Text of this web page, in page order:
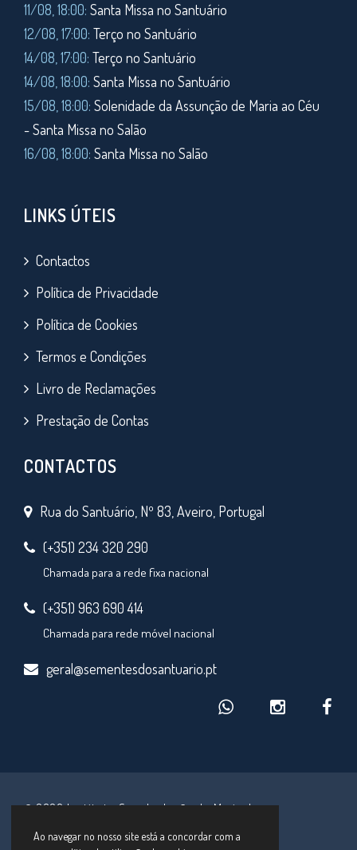
Ao navegar no nosso site está a concordar com a
11/08,18:00: Santa Missa no Santuário
12/08, 17:00: Terço no Santuário
14/08, 17:00: Terço no Santuário
14/08, 18:00: Santa Missa no Santuário
15/08, 18:00: Solenidade da Assunção de Maria ao Céu
- Santa Missa no Salão
16/08, 18:00: Santa Missa no Salão
LINKS ÚTEIS
Contactos
Política de Privacidade
Política de Cookies
Termos e Condições
Livro de Reclamações
Prestação de Contas
CONTACTOS
Rua do Santuário, Nº 83, Aveiro, Portugal
(+351) 234 320 290
Chamada para a rede fixa nacional
(+351) 963 690 414
Chamada para rede móvel nacional
geral@sementesdosantuario.pt
© 2026 Instituto Secular Irmãs de Maria de
Schoenstatt